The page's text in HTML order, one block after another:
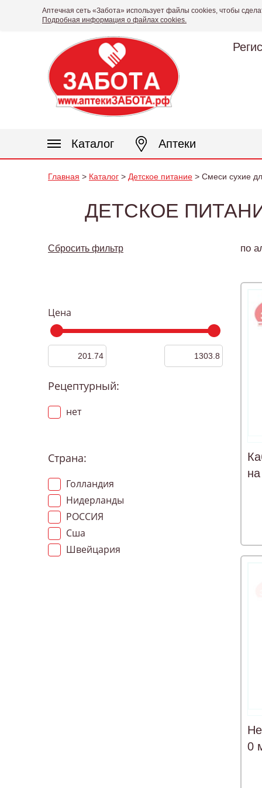
Аптечная сеть «Забота» использует файлы cookies, чтобы
Подробная информация о файлах cookies.
Каталог Аптеки
Главная > Каталог > Детское питание > Смеси сухие
ДЕТСКОЕ
Сбросить фильтр
Цена
Рецептурный:
нет
Страна:
Голландия
Нидерланды
РОССИЯ
Сша
Швейцария
по
0